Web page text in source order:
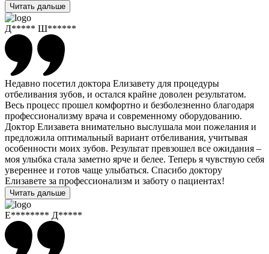
Читать дальше
Д***** Ш******
Недавно посетил доктора Елизавету для процедуры
отбеливания зубов, и остался крайне доволен результатом.
Весь процесс прошел комфортно и безболезненно благодаря
профессионализму врача и современному оборудованию.
Доктор Елизавета внимательно выслушала мои пожелания и
предложила оптимальный вариант отбеливания, учитывая
особенности моих зубов. Результат превзошел все ожидания –
моя улыбка стала заметно ярче и белее. Теперь я чувствую себя
увереннее и готов чаще улыбаться. Спасибо доктору
Елизавете за профессионализм и заботу о пациентах!
Читать дальше
Е******** Д*****